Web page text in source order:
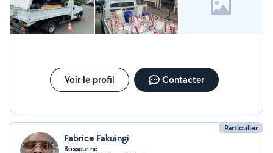
Voir le profil Contacter
Particulier
Fabrice Fakuingi
Bosseur né